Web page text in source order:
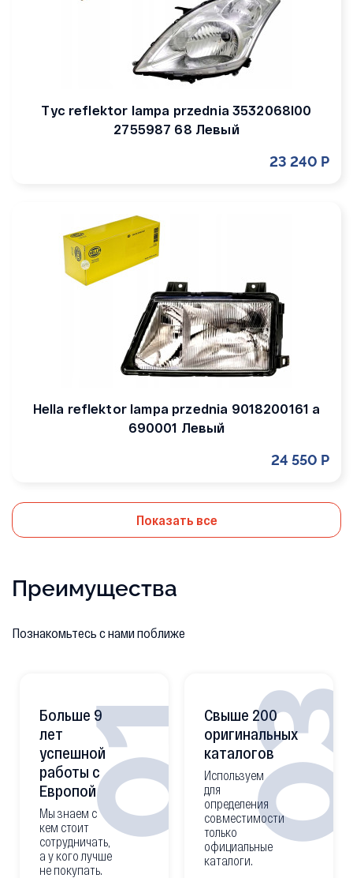
Tyc reflektor lampa przednia 3532068l00
2755987 68 Левый
23 240 Р
Hella reflektor lampa przednia 9018200161 a
690001 Левый
24 550 Р
Показать все
Преимущества
Познакомьтесь с нами поближе
01
Больше 9
лет
успешной
работы с
Европой
Мы знаем с
кем стоит
сотрудничать,
а у кого лучше
не покупать.
Свыше 200
оригинальных
каталогов
Используем
для
определения
совместимости
только
официальные
каталоги.